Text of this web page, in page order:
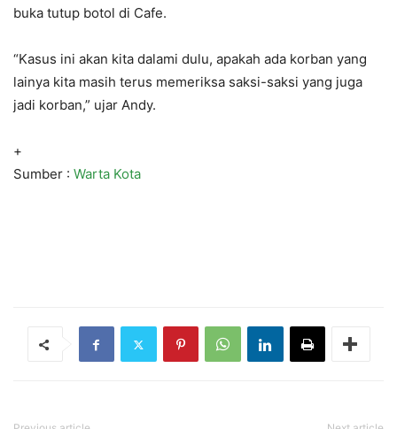
buka tutup botol di Cafe.
“Kasus ini akan kita dalami dulu, apakah ada korban yang
lainya kita masih terus memeriksa saksi-saksi yang juga
jadi korban,” ujar Andy.
+
Sumber : Warta Kota